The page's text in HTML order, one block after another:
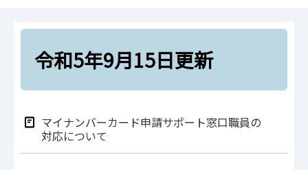
市民の声
市民の声Q&A（令和5年度分）
令和5年9月15日更新
令和5年9月15日更新
マイナンバーカード申請サポート窓口職員の
対応について